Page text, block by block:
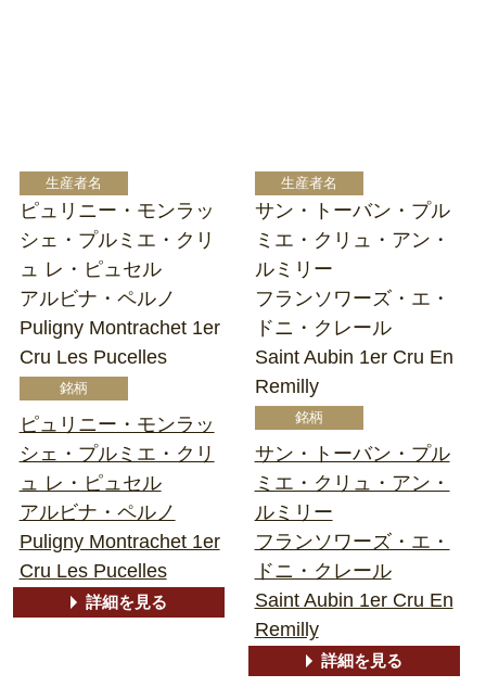
ピュリニー・モンラッ
シェ・プルミエ・クリ
ュ レ・ピュセル
アルビナ・ペルノ
Puligny Montrachet 1er
Cru Les Pucelles
ピュリニー・モンラッ
シェ・プルミエ・クリ
ュ レ・ピュセル
アルビナ・ペルノ
Puligny Montrachet 1er
Cru Les Pucelles
詳細を見る
サン・トーバン・プル
ミエ・クリュ・アン・
ルミリー
フランソワーズ・エ・
ドニ・クレール
Saint Aubin 1er Cru En
Remilly
サン・トーバン・プル
ミエ・クリュ・アン・
ルミリー
フランソワーズ・エ・
ドニ・クレール
Saint Aubin 1er Cru En
Remilly
詳細を見る